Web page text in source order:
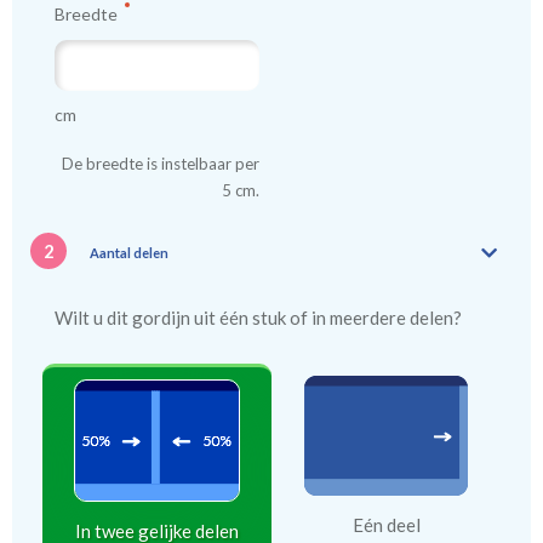
Breedte
cm
De breedte is instelbaar per
5 cm.
2 Aantal delen
Wilt u dit gordijn uit één stuk of in meerdere delen?
In twee gelijke delen Eén deel